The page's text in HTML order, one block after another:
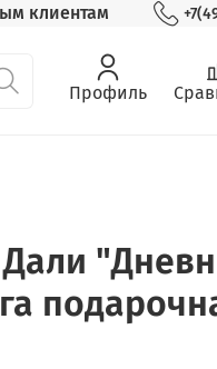
клиентам
Профиль